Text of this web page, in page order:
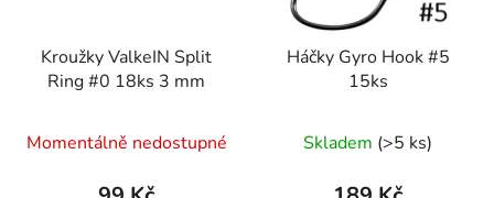
Kroužky ValkeIN Split
Ring #0 18ks 3 mm
Momentálně nedostupné
Háčky Gyro Hook #5
15ks
Skladem (>5 ks)